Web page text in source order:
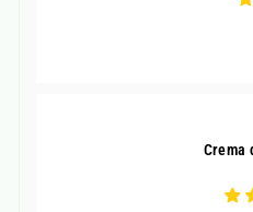
Crema